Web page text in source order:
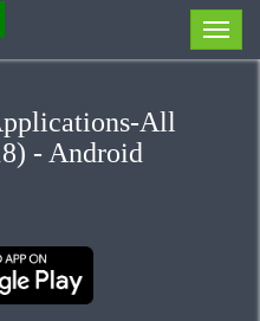
All
(الكويت) (1/18) - Android